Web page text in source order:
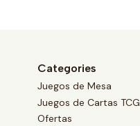
Categories
Juegos de Mesa
Juegos de Cartas TCG
Ofertas